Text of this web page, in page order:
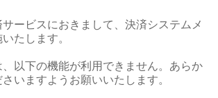
ービスにおきまして、決済システムメ
たします。
、以下の機能が利用できません。あらか
いますようお願いいたします。